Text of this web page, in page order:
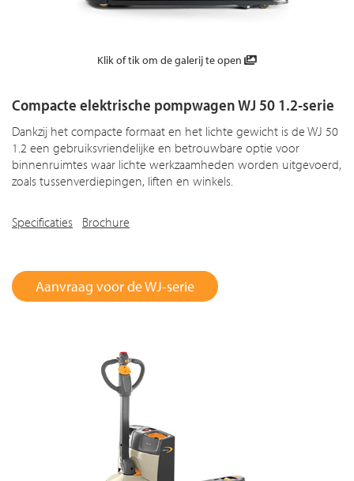
Klik of tik om de galerij te open
Compacte elektrische pompwagen WJ 50 1.2-serie
Dankzij het compacte formaat en het lichte gewicht is de WJ 50
1.2 een gebruiksvriendelijke en betrouwbare optie voor
binnenruimtes waar lichte werkzaamheden worden uitgevoerd,
zoals tussenverdiepingen, liften en winkels.
Specificaties Brochure
Aanvraag voor de WJ-serie